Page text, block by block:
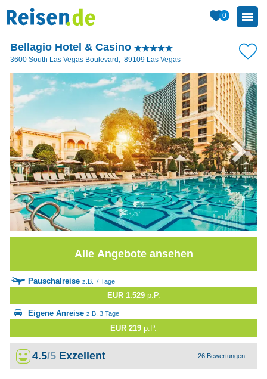
0
Bellagio Hotel & Casino
3600 South Las Vegas Boulevard , 89109 Las Vegas
Alle Angebote ansehen
Pauschalreise z.B. 7 Tage
EUR 1.529 p.P.
Eigene Anreise z.B. 3 Tage
EUR 219 p.P.
4.5/5 Exzellent 26 Bewertungen